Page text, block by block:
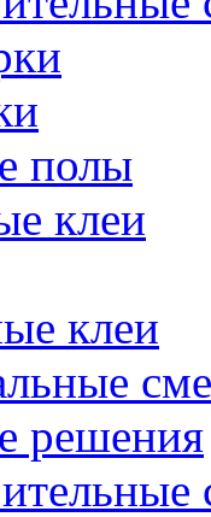
полы
клеи
клеи
решения